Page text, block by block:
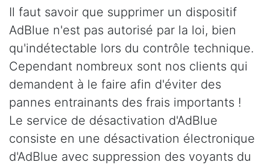
Il faut savoir que supprimer un dispositif
AdBlue n'est pas autorisé par la loi, bien
qu'indétectable lors du contrôle technique.
Cependant nombreux sont nos clients qui
demandent à le faire afin d'éviter des
pannes entrainants des frais importants !
Le service de désactivation d'AdBlue
consiste en une désactivation électronique
d'AdBlue avec suppression des voyants du